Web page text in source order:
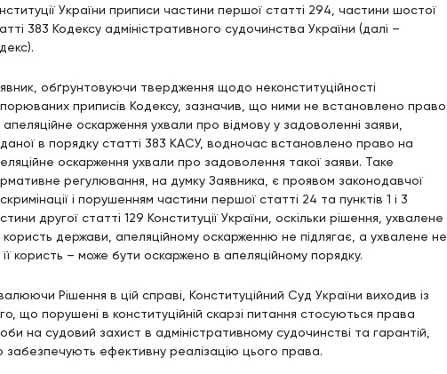
України приписи частини першої статті 294, частини шостої
383 Кодексу адміністративного судочинства України (далі –
обґрунтовуючи твердження щодо неконституційності
приписів Кодексу, зазначив, що ними не встановлено право
оскарження ухвали про відмову у задоволенні заяви,
в порядку статті 383 КАСУ, водночас встановлено право на
оскарження ухвали про задоволення такої заяви. Таке
регулювання, на думку Заявника, є проявом законодавчої
і порушенням частини першої статті 24 та пунктів 1 і 3
другої статті 129 Конституції України, оскільки рішення, ухвалене
користь держави, апеляційному оскарженню не підлягає, а ухвалене не
користь – може бути оскаржено в апеляційному порядку.
Рішення в цій справі, Конституційний Суд України виходив із
що порушені в конституційній скарзі питання стосуються права
на судовий захист в адміністративному судочинстві та гарантій,
забезпечують ефективну реалізацію цього права.